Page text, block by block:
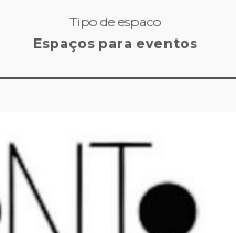
Tipo de espaco
Espaços para eventos